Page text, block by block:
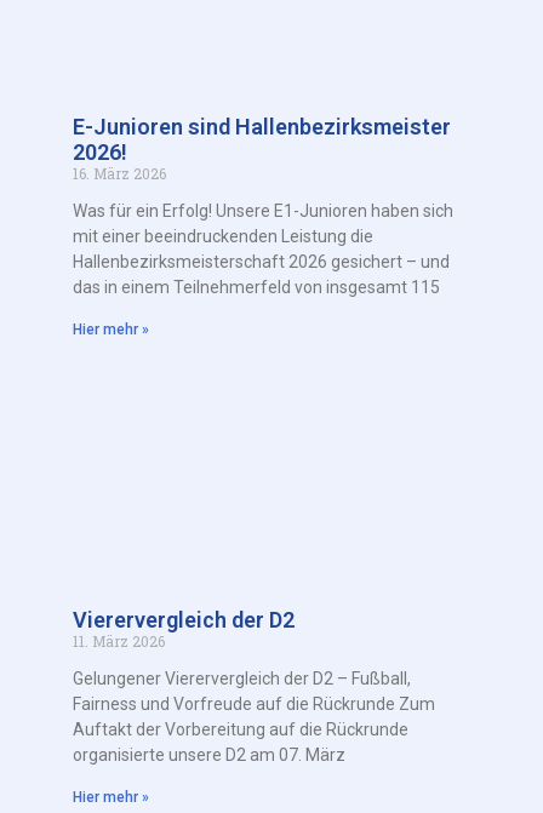
E-Junioren sind Hallenbezirksmeister
2026!
16. März 2026
Was für ein Erfolg! Unsere E1-Junioren haben sich
mit einer beeindruckenden Leistung die
Hallenbezirksmeisterschaft 2026 gesichert – und
das in einem Teilnehmerfeld von insgesamt 115
Hier mehr »
Vierervergleich der D2
11. März 2026
Gelungener Vierervergleich der D2 – Fußball,
Fairness und Vorfreude auf die Rückrunde Zum
Auftakt der Vorbereitung auf die Rückrunde
organisierte unsere D2 am 07. März
Hier mehr »